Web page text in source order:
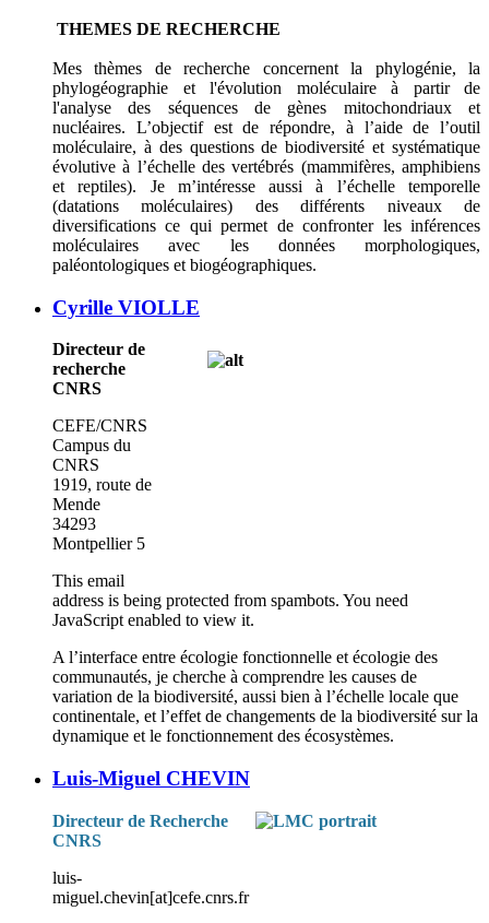
THEMES DE RECHERCHE
Mes thèmes de recherche concernent la phylogénie, la
phylogéographie et l'évolution moléculaire à partir de
l'analyse des séquences de gènes mitochondriaux et
nucléaires. L’objectif est de répondre, à l’aide de l’outil
moléculaire, à des questions de biodiversité et systématique
évolutive à l’échelle des vertébrés (mammifères, amphibiens
et reptiles). Je m’intéresse aussi à l’échelle temporelle
(datations moléculaires) des différents niveaux de
diversifications ce qui permet de confronter les inférences
moléculaires avec les données morphologiques,
paléontologiques et biogéographiques.
Cyrille VIOLLE
Directeur de
recherche
CNRS
CEFE/CNRS
Campus du
CNRS
1919, route de
Mende
34293
Montpellier 5
This email
address is being protected from spambots. You need
JavaScript enabled to view it.
A l’interface entre écologie fonctionnelle et écologie des
communautés, je cherche à comprendre les causes de
variation de la biodiversité, aussi bien à l’échelle locale que
continentale, et l’effet de changements de la biodiversité sur la
dynamique et le fonctionnement des écosystèmes.
Luis-Miguel CHEVIN
Directeur de Recherche
CNRS
luis-
miguel.chevin[at]cefe.cnrs.fr